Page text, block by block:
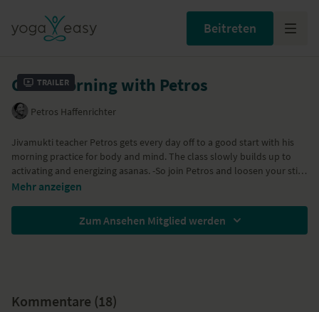
Beitreten
Trailer
Good Morning with Petros
Petros Haffenrichter
Jivamukti teacher Petros gets every day off to a good start with his
morning practice for body and mind. The class slowly builds up to
activating and energizing asanas. -So join Petros and loosen your stiff
joints, get the blood pumping and the energy flowing!
We thank theJivamukti Shop
Mehr anzeigen
Zum Ansehen Mitglied werden
Kommentare (18)